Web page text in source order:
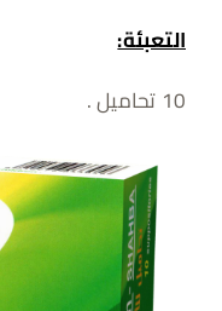
التعبئة:
10 تحاميل .